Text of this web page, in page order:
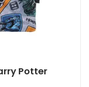
Potter